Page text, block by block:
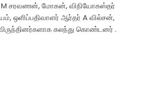
M சரவணன், மோகன், விநியோகஸ்தர்
ஒளிப்பதிவாளர் ஆர்தர் A வில்சன்,
கலந்து கொண்டனர் .